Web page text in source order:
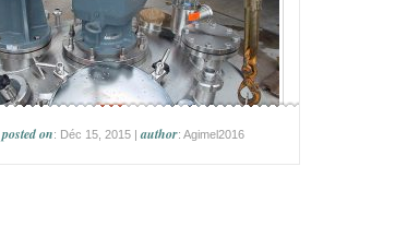
posted on: Déc 15, 2015 |author: Agimel2016